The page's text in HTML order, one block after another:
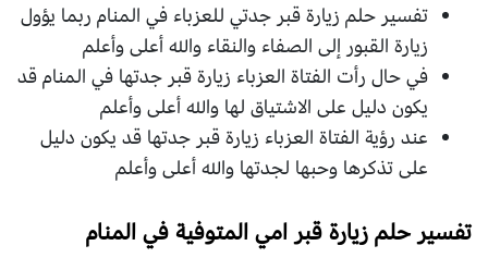
تفسير حلم زيارة قبر جدتي للعزباء في المنام ربما يؤول
زيارة القبور إلى الصفاء والنقاء والله أعلى وأعلم
في حال رأت الفتاة العزباء زيارة قبر جدتها في المنام قد
يكون دليل على الاشتياق لها والله أعلى وأعلم
عند رؤية الفتاة العزباء زيارة قبر جدتها قد يكون دليل
على تذكرها وحبها لجدتها والله أعلى وأعلم
تفسير حلم زيارة قبر امي المتوفية في المنام